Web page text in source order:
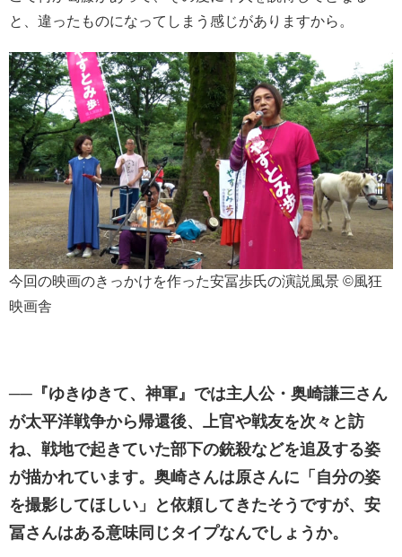
と、違ったものになってしまう感じがありますから。
今回の映画のきっかけを作った安冨歩氏の演説風景 ©風狂
映画舎
──『ゆきゆきて、神軍』では主人公・奥崎謙三さん
が太平洋戦争から帰還後、上官や戦友を次々と訪
ね、戦地で起きていた部下の銃殺などを追及する姿
が描かれています。奥崎さんは原さんに「自分の姿
を撮影してほしい」と依頼してきたそうですが、安
冨さんはある意味同じタイプなんでしょうか。